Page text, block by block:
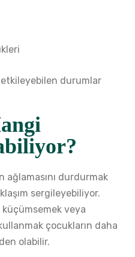
etkileyebilen durumlar
ağlamasını durdurmak
sergileyebiliyor.
veya
çocukların daha
olabilir.